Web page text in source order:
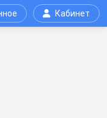
Кабинет